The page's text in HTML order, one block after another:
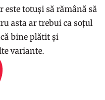
este totuși să rămână să
asta ar trebui ca soțul
bine plătit și
variante.